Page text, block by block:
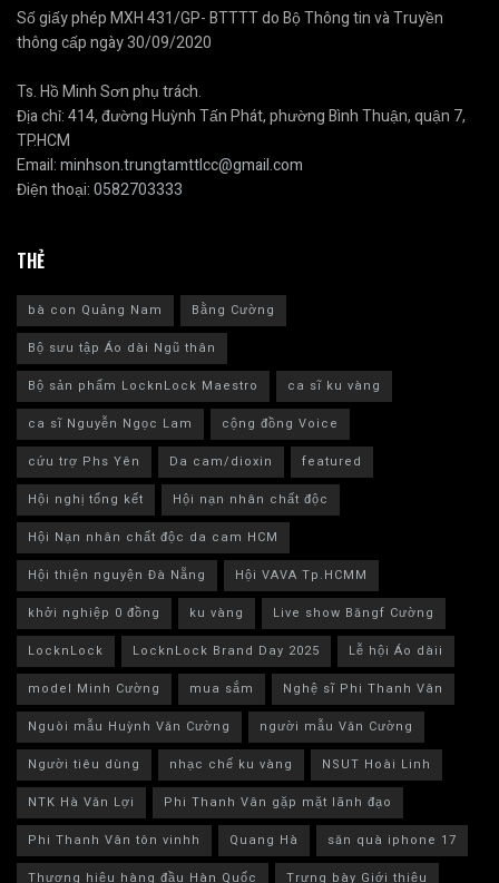
Số giấy phép MXH 431/GP- BTTTT do Bộ Thông tin và Truyền
thông cấp ngày 30/09/2020
Ts. Hồ Minh Sơn phụ trách.
Địa chỉ: 414, đường Huỳnh Tấn Phát, phường Bình Thuận, quận 7,
TP.HCM
Email:minhson.trungtamttlcc@gmail.com
Điện thoại:0582703333
THẺ
bà con Quảng Nam
Bằng Cường
Bộ sưu tập Áo dài Ngũ thân
Bộ sản phẩm LocknLock Maestro
ca sĩ ku vàng
ca sĩ Nguyễn Ngọc Lam
cộng đồng Voice
cứu trợ Phs Yên
Da cam/dioxin
featured
Hội nghị tổng kết
Hội nạn nhân chất độc
Hội Nạn nhân chất độc da cam HCM
Hội thiện nguyện Đà Nẵng
Hội VAVA Tp.HCMM
khởi nghiệp 0 đồng
ku vàng
Live show Băngf Cường
LocknLock
LocknLock Brand Day 2025
Lễ hội Áo dàii
model Minh Cường
mua sắm
Nghệ sĩ Phi Thanh Vân
Nguòi mẫu Huỳnh Văn Cường
người mẫu Văn Cường
Người tiêu dùng
nhạc chế ku vàng
NSUT Hoài Linh
NTK Hà Văn Lợi
Phi Thanh Vân gặp mặt lãnh đạo
Phi Thanh Vân tôn vinhh
Quang Hà
săn quà iphone 17
Thương hiệu hàng đầu Hàn Quốc
Trưng bày Giới thiệu